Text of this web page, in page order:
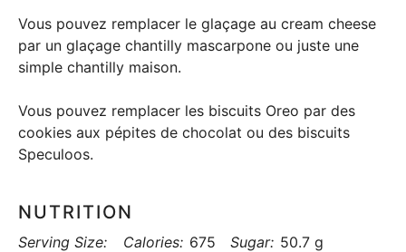
Vous pouvez remplacer le glaçage au cream cheese
par un glaçage chantilly mascarpone ou juste une
simple chantilly maison.
Vous pouvez remplacer les biscuits Oreo par des
cookies aux pépites de chocolat ou des biscuits
Speculoos.
NUTRITION
Serving Size: Calories: 675 Sugar: 50.7 g